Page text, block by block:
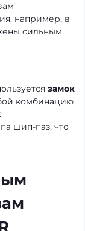
например, в
сильным
замок
комбинацию
шип-паз, что